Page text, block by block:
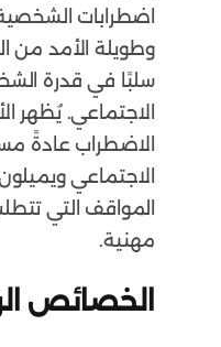
اضطرابات
وطويلة الأمد من
سلبًا في قدرة
الاجتماعي. يُظهر
الاضطراب عادةً
الاجتماعي
المواقف التي
مهنية.
الخصائص